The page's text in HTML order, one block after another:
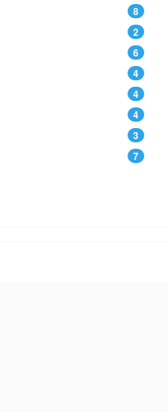
8
2
6
4
4
4
3
7